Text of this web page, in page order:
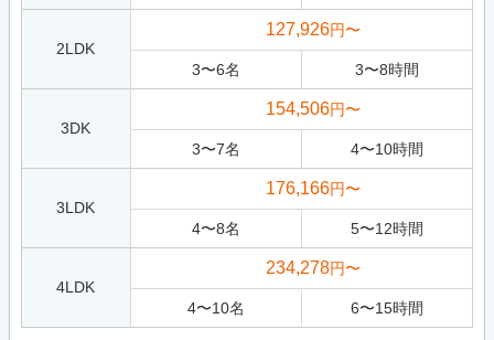
2LDK
127,926円〜
3〜6名 3〜8時間
3DK
154,506円〜
3〜7名 4〜10時間
3LDK
176,166円〜
4〜8名 5〜12時間
4LDK
234,278円〜
4〜10名 6〜15時間